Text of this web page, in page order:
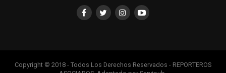
Copyright © 2018 - Todos Los Derechos Reservados - REPORTEROS